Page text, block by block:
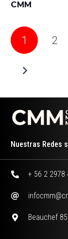
CMM
1 2
Nuestras Redes
+ 56 2 2978
Beauchef